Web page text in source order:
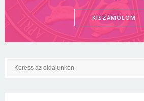
KISZÁMOLOM